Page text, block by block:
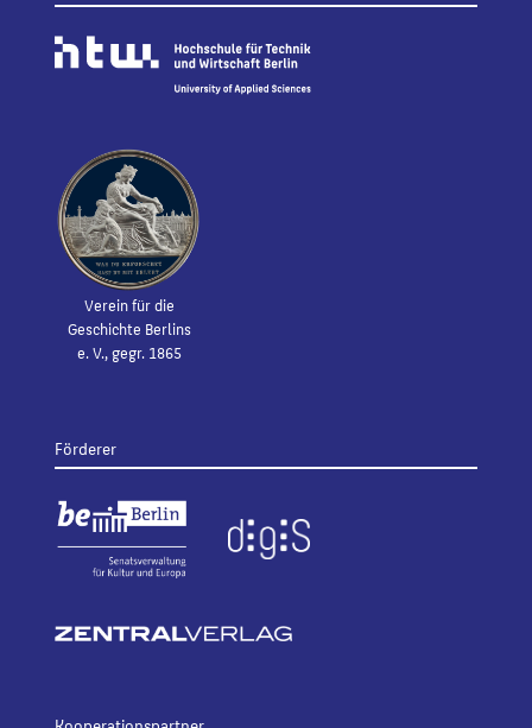
Verein für die
Geschichte Berlins
e. V., gegr. 1865
Förderer